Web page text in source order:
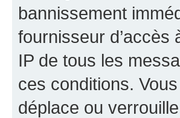
bannissement
fournisseur d’accès
IP de tous les
ces conditions.
déplace ou